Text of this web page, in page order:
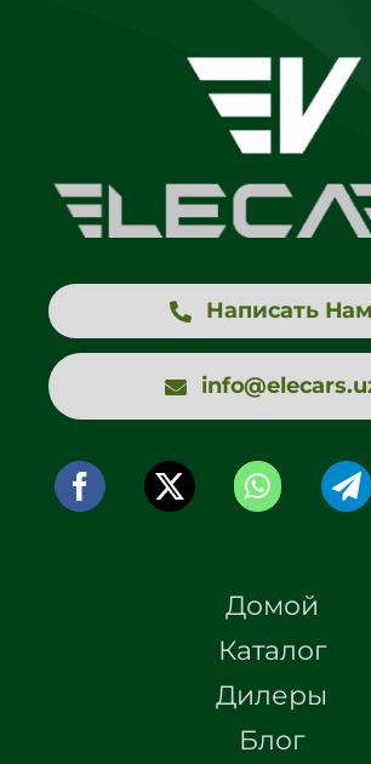
Написать Нам
Домой
Каталог
Дилеры
Блог